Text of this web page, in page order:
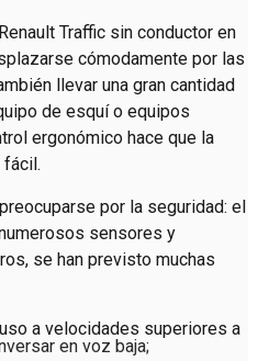
Traffic sin conductor en
cómodamente por las
llevar una gran cantidad
de esquí o equipos
ergonómico hace que la
fácil.
por la seguridad: el
sensores y
se han previsto muchas
a velocidades superiores a
en voz baja;